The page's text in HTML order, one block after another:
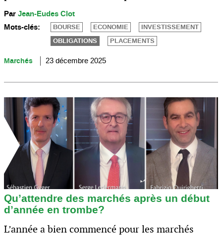
ParJean-Eudes Clot
Mots-clés:
BOURSE ECONOMIE
INVESTISSEMENT
OBLIGATIONS
PLACEMENTS
Marchés 23 décembre 2025
Qu’attendre des marchés après un début
d’année en trombe?
L’année a bien commencé pour les marchés